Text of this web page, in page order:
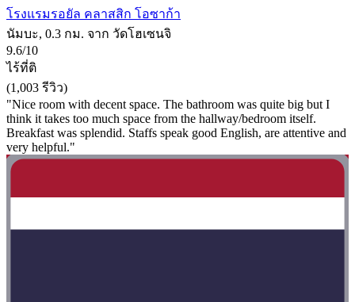
โรงแรมรอยัล คลาสสิก โอซาก้า
นัมบะ, 0.3 กม. จาก วัดโฮเซนจิ
9.6/10
ไร้ที่ติ
(1,003 รีวิว)
"Nice room with decent space. The bathroom was quite big but I
think it takes too much space from the hallway/bedroom itself.
Breakfast was splendid. Staffs speak good English, are attentive and
very helpful."